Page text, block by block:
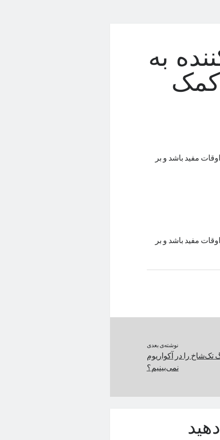
به
کمک
مفید باشد و بر
مفید باشد و بر
نوشته‌ی بعدی
تک‌شاخ را در آکواریوم
نمی‌بینیم؟